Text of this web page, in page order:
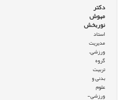
دکتر
مهوش
نوربخش
استاد
مدیریت
ورزشی،
گروه
تربیت
بدنی و
علوم
ورزشی-